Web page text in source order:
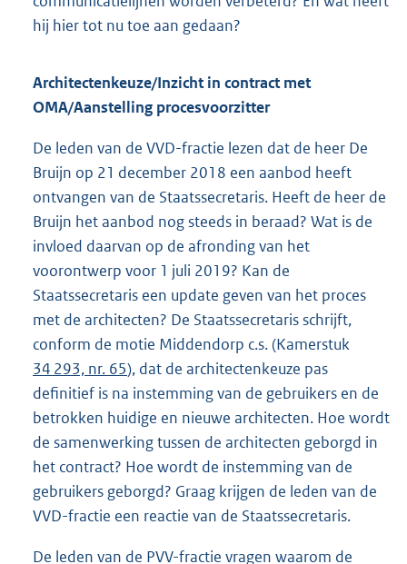
hij hier tot nu toe aan gedaan?
Architectenkeuze/Inzicht in contract met
OMA/Aanstelling procesvoorzitter
De leden van de VVD-fractie lezen dat de heer De
Bruijn op 21 december 2018 een aanbod heeft
ontvangen van de Staatssecretaris. Heeft de heer de
Bruijn het aanbod nog steeds in beraad? Wat is de
invloed daarvan op de afronding van het
voorontwerp voor 1 juli 2019? Kan de
Staatssecretaris een update geven van het proces
met de architecten? De Staatssecretaris schrijft,
conform de motie Middendorp c.s. (Kamerstuk
34 293, nr. 65), dat de architectenkeuze pas
definitief is na instemming van de gebruikers en de
betrokken huidige en nieuwe architecten. Hoe wordt
de samenwerking tussen de architecten geborgd in
het contract? Hoe wordt de instemming van de
gebruikers geborgd? Graag krijgen de leden van de
VVD-fractie een reactie van de Staatssecretaris.
De leden van de PVV-fractie vragen waarom de